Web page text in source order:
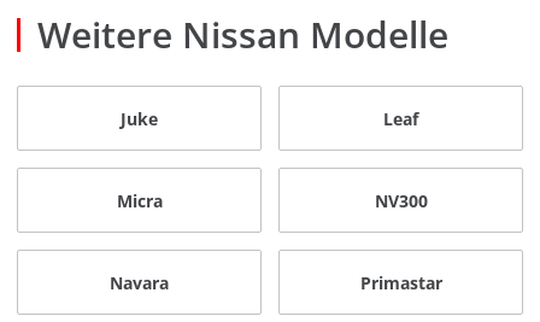
Weitere Nissan Modelle
Juke Leaf
Micra NV300
Navara Primastar